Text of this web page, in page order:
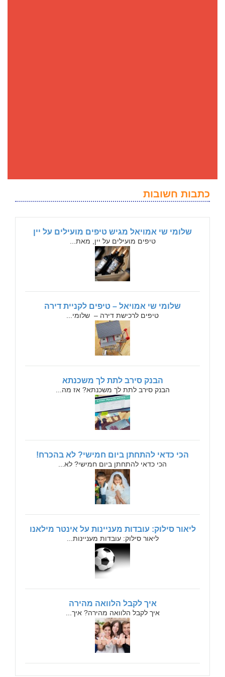
כתבות חשובות
שלומי שי אמויאל מגיש טיפים מועילים על יין
טיפים מועילים על יין, מאת...
שלומי שי אמויאל – טיפים לקניית דירה
טיפים לרכישת דירה – שלומי...
הבנק סירב לתת לך משכנתא
הבנק סירב לתת לך משכנתא? אז מה...
הכי כדאי להתחתן ביום חמישי? לא בהכרח!
הכי כדאי להתחתן ביום חמישי? לא...
ליאור סילוק: עובדות מעניינות על אינטר מילאנו
ליאור סילוק: עובדות מעניינות...
איך לקבל הלוואה מהירה
איך לקבל הלוואה מהירה? איך...